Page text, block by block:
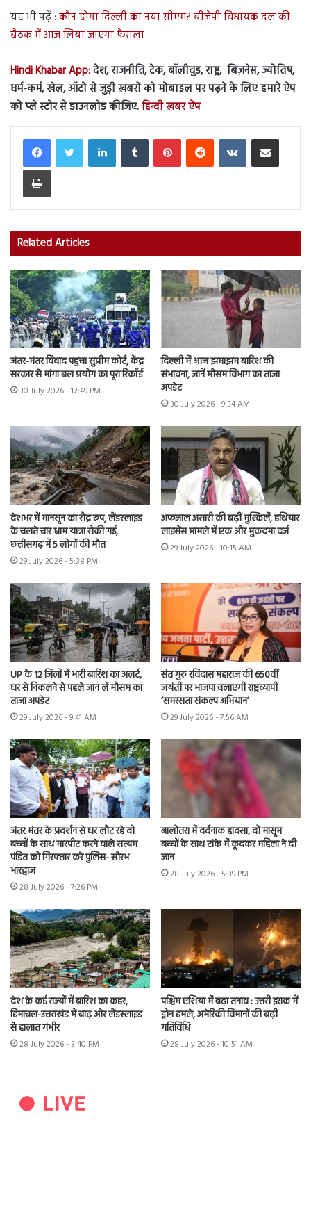
यह भी पढ़ें : कौन होगा दिल्ली का नया सीएम? बीजेपी विधायक दल की
बैठक में आज लिया जाएगा फैसला
Hindi Khabar App:देश, राजनीति, टेक, बॉलीवुड, राष्ट्र, बिज़नेस, ज्योतिष,
धर्म-कर्म, खेल, ऑटो से जुड़ी ख़बरों को मोबाइल पर पढ़ने के लिए हमारे ऐप
को प्ले स्टोर से डाउनलोड कीजिए.हिन्दी ख़बर ऐप
LinkedInTumblr PinterestReddit VKontakteShare via Email
Print
Related Articles
जंतर-मंतर विवाद पहुंचा सुप्रीम कोर्ट, केंद्र
सरकार से मांगा बल प्रयोग का पूरा रिकॉर्ड
30 July 2026 - 12:49 PM
दिल्ली में आज झमाझम बारिश की
संभावना, जानें मौसम विभाग का ताजा
अपडेट
30 July 2026 - 9:34 AM
देशभर में मानसून का रौद्र रुप, लैंडस्लाइड
के चलते चार धाम यात्रा रोकी गई,
छत्तीसगढ़ में 5 लोगों की मौत
29 July 2026 - 5:38 PM
अफजाल अंसारी की बढ़ीं मुश्किलें, हथियार
लाइसेंस मामले में एक और मुकदमा दर्ज
29 July 2026 - 10:15 AM
UP के 12 जिलों में भारी बारिश का अलर्ट,
घर से निकलने से पहले जान लें मौसम का
ताजा अपडेट
29 July 2026 - 9:41 AM
संत गुरु रविदास महाराज की 650वीं
जयंती पर भाजपा चलाएगी राष्ट्रव्यापी
‘समरसता संकल्प अभियान’
29 July 2026 - 7:56 AM
जंतर मंतर के प्रदर्शन से घर लौट रहे दो
बच्चों के साथ मारपीट करने वाले सत्यम
पंडित को गिरफ्तार करे पुलिस- सौरभ
भारद्वाज
28 July 2026 - 7:26 PM
बालोतरा में दर्दनाक हादसा, दो मासूम
बच्चों के साथ टांके में कूदकर महिला ने दी
जान
28 July 2026 - 5:39 PM
देश के कई राज्यों में बारिश का कहर,
हिमाचल-उत्तराखंड में बाढ़ और लैंडस्लाइड
से हालात गंभीर
28 July 2026 - 3:40 PM
पश्चिम एशिया में बढ़ा तनाव : उत्तरी इराक में
ड्रोन हमले, अमेरिकी विमानों की बढ़ी
गतिविधि
28 July 2026 - 10:51 AM